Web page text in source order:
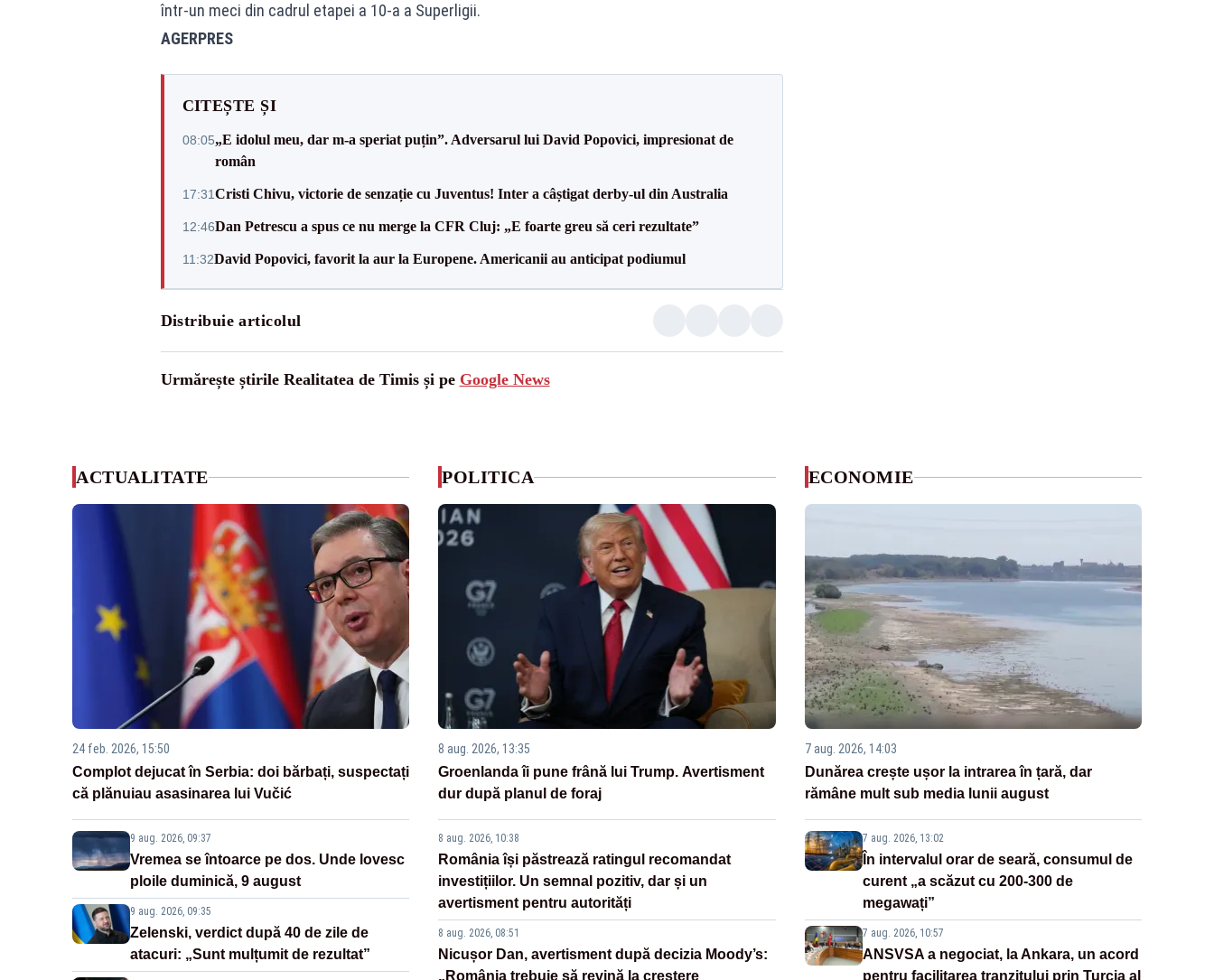
într-un meci din cadrul etapei a 10-a a Superligii.
AGERPRES
CITEȘTE ȘI
08:05„E idolul meu, dar m-a speriat puțin”. Adversarul lui David Popovici, impresionat de
român
17:31Cristi Chivu, victorie de senzație cu Juventus! Inter a câștigat derby-ul din Australia
12:46Dan Petrescu a spus ce nu merge la CFR Cluj: „E foarte greu să ceri rezultate”
11:32David Popovici, favorit la aur la Europene. Americanii au anticipat podiumul
Distribuie articolul
Urmărește știrile Realitatea de Timis și pe Google News
ACTUALITATE
24 feb. 2026, 15:50
Complot dejucat în Serbia: doi bărbați, suspectați
că plănuiau asasinarea lui Vučić
9 aug. 2026, 09:37
Vremea se întoarce pe dos. Unde lovesc
ploile duminică, 9 august
9 aug. 2026, 09:35
Zelenski, verdict după 40 de zile de
atacuri: „Sunt mulțumit de rezultat”
POLITICA
8 aug. 2026, 13:35
Groenlanda îi pune frână lui Trump. Avertisment
dur după planul de foraj
8 aug. 2026, 10:38
România își păstrează ratingul recomandat
investițiilor. Un semnal pozitiv, dar și un
avertisment pentru autorități
8 aug. 2026, 08:51
Nicușor Dan, avertisment după decizia Moody’s:
„România trebuie să revină la creștere
ECONOMIE
7 aug. 2026, 14:03
Dunărea crește ușor la intrarea în țară, dar
rămâne mult sub media lunii august
7 aug. 2026, 13:02
În intervalul orar de seară, consumul de
curent „a scăzut cu 200-300 de
megawați”
7 aug. 2026, 10:57
ANSVSA a negociat, la Ankara, un acord
pentru facilitarea tranzitului prin Turcia al